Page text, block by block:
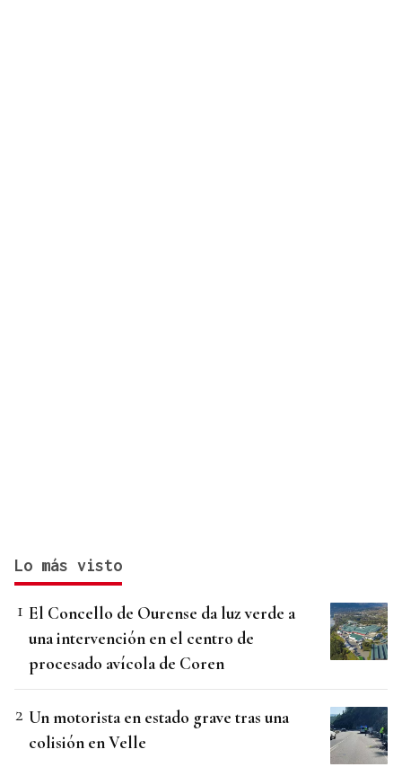
Lo más visto
El Concello de Ourense da luz verde a
una intervención en el centro de
procesado avícola de Coren
Un motorista en estado grave tras una
colisión en Velle